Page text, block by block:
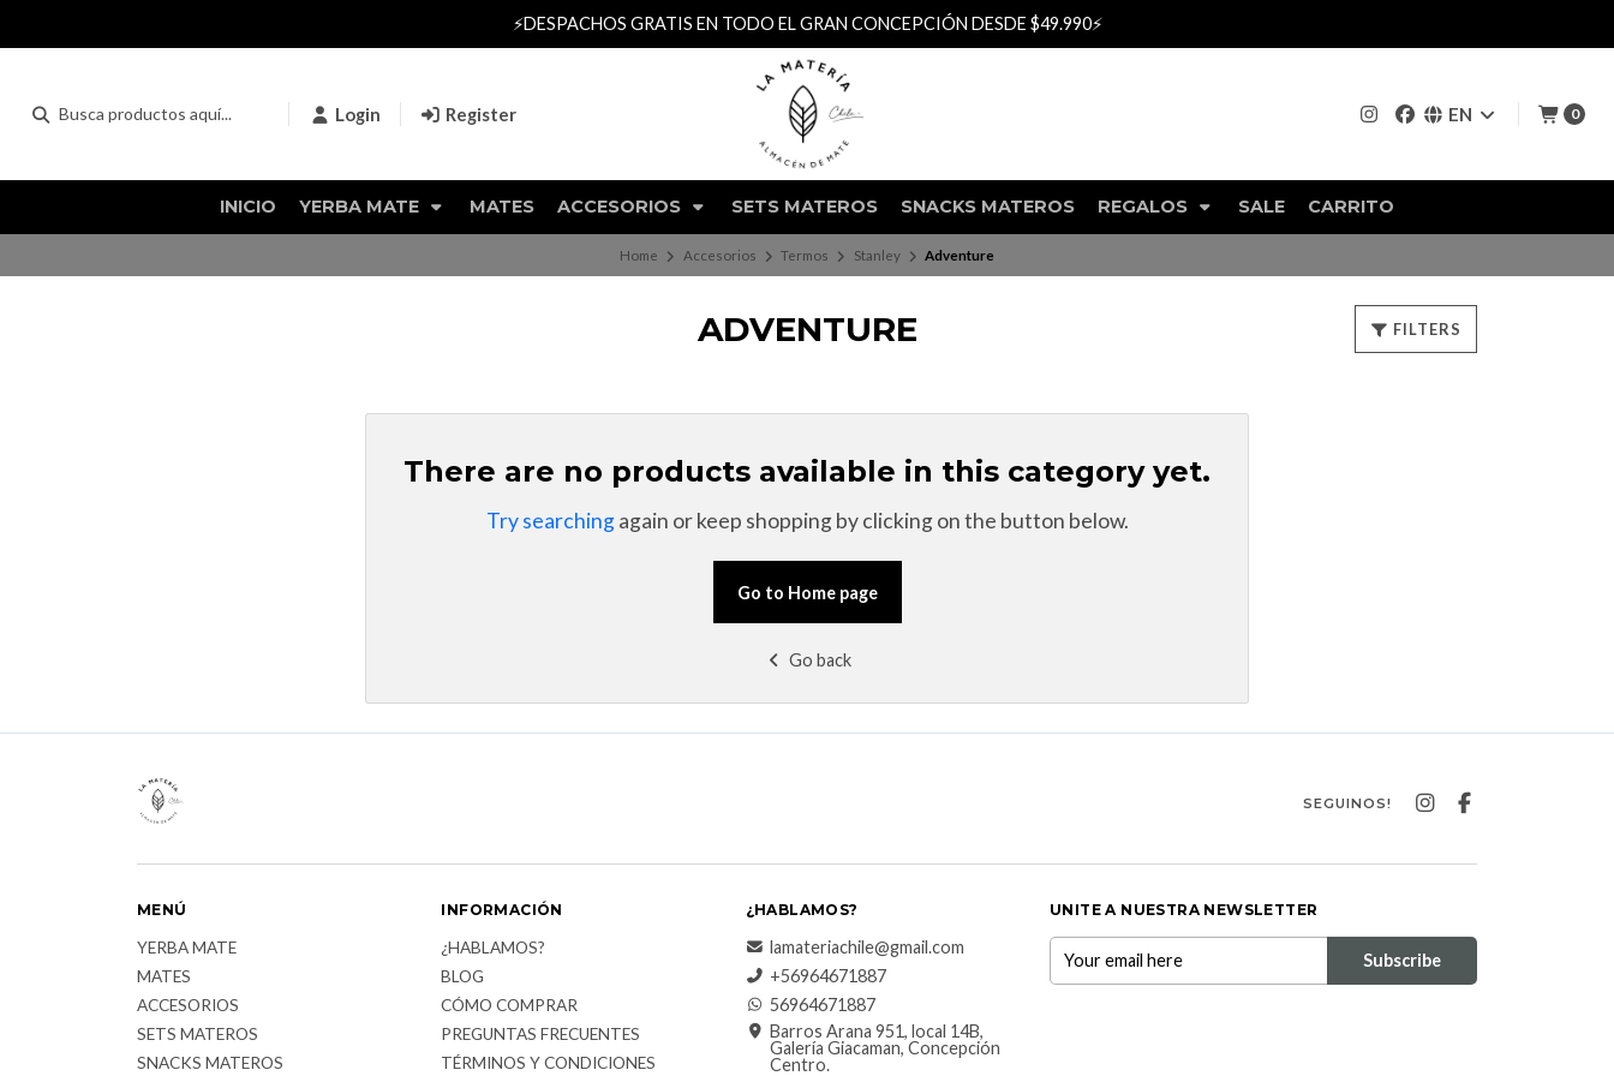
Login Register EN 0
INICIO YERBA MATE MATES ACCESORIOS SETS MATEROS SNACKS MATEROS REGALOS SALE CARRITO
🚨 TE ESPERAMOS EN NUESTRO LOCAL EN BARROS ARANA 951, LOCAL 14B, GALERÍA GIACAMAN, CONCEPCIÓN CENTRO 🚨
Home Accesorios Termos Stanley Adventure
ADVENTURE FILTERS
There are no products available in this category yet.
Try searchingagain or keep shopping by clicking on the button below.
Go to Home page
Go back
SEGUINOS!
MENÚ
YERBA MATE
MATES
ACCESORIOS
SETS MATEROS
SNACKS MATEROS
INFORMACIÓN
¿HABLAMOS?
BLOG
CÓMO COMPRAR
PREGUNTAS FRECUENTES
TÉRMINOS Y CONDICIONES
¿HABLAMOS?
lamateriachile@gmail.com
+56964671887
56964671887
Barros Arana 951, local 14B,
Galería Giacaman, Concepción
Centro.
UNITE A NUESTRA NEWSLETTER